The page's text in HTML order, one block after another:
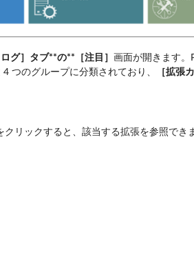
ログ］タブ**の**［注目］ 画面が開きます。
つのグループに分類されており、
［拡張
リックすると、該当する拡張を参照でき